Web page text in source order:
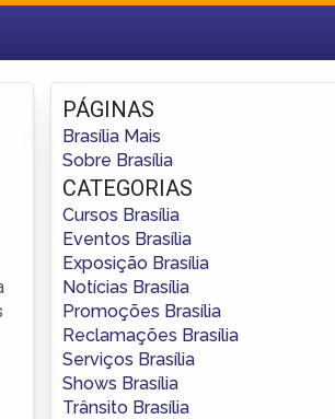
Fazer login
Criar conta
PÁGINAS
Brasília Mais
Sobre Brasília
CATEGORIAS
Cursos Brasília
Eventos Brasília
Exposição Brasília
Notícias Brasília
Promoções Brasília
Reclamações Brasília
Serviços Brasília
Shows Brasília
Trânsito Brasília